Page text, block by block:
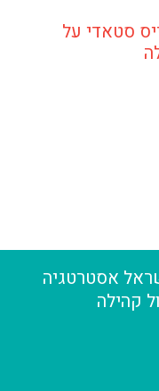
סטאדי על
אסטרטגיה
קהילה